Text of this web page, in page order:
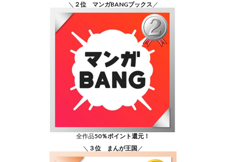
＼ ２位 マンガBANGブックス ／
全作品50％ポイント還元！
＼ ３位 まんが王国 ／